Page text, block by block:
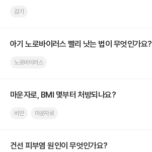
감기
아기 노로바이러스 빨리 낫는 법이 무엇인가요?
노로바이러스
마운자로, BMI 몇부터 처방되나요?
비만 마운자로
건선 피부염 원인이 무엇인가요?